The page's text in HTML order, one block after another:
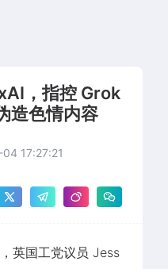
，指控 Grok
造色情内容
17:27:21
英国工党议员 Jess